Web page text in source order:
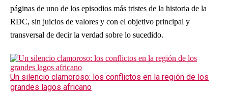
páginas de uno de los episodios más tristes de la historia de la
RDC, sin juicios de valores y con el objetivo principal y
transversal de decir la verdad sobre lo sucedido.
Un silencio clamoroso: los conflictos en la región de los
grandes lagos africano